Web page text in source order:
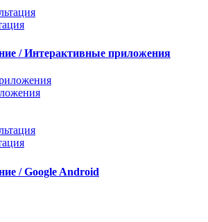
/ Интерактивные приложения
/ Google Android